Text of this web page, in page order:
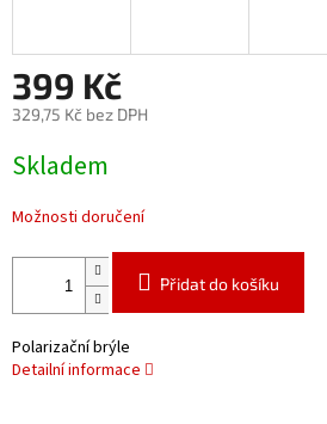
399 Kč
329,75 Kč bez DPH
cena:
Skladem
Možnosti doručení
Přidat do košíku
Polarizační brýle
Detailní informace